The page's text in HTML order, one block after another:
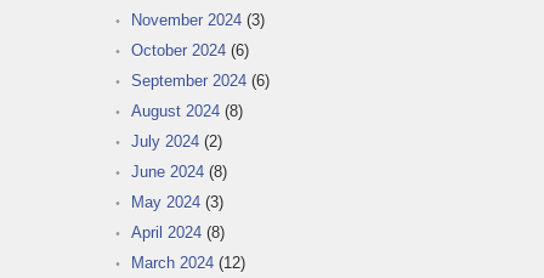
November 2024 (3)
October 2024 (6)
September 2024 (6)
August 2024 (8)
July 2024 (2)
June 2024 (8)
May 2024 (3)
April 2024 (8)
March 2024 (12)